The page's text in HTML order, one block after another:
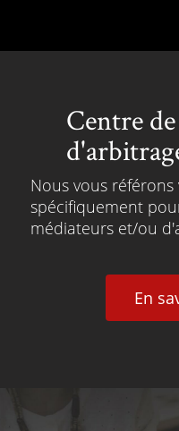
Centre
Nous vous
spécifiquement
médiateurs et/ou
En